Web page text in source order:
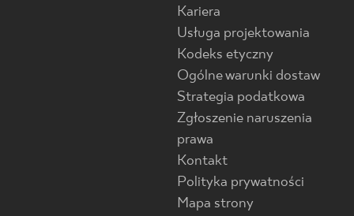
Kariera
Usługa projektowania
Kodeks etyczny
Ogólne warunki dostaw
Strategia podatkowa
Zgłoszenie naruszenia
prawa
Kontakt
Polityka prywatności
Mapa strony